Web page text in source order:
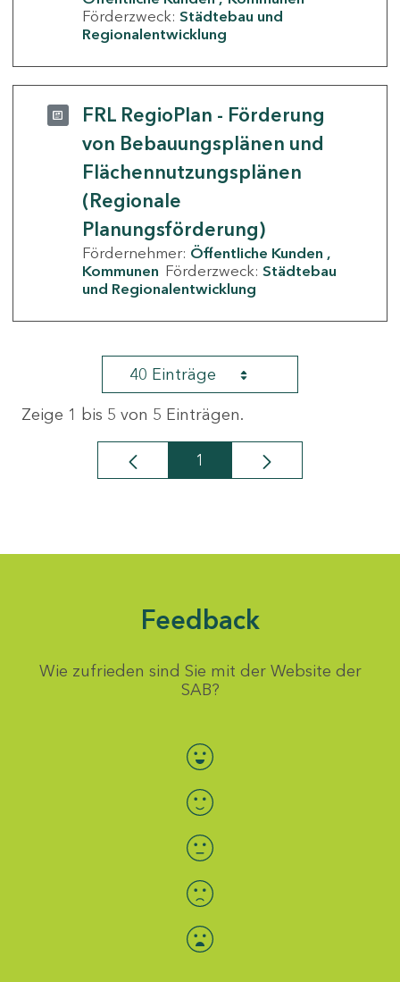
Förderzweck: Städtebau und
Regionalentwicklung
FRL RegioPlan - Förderung
von Bebauungsplänen und
Flächennutzungsplänen
(Regionale
Planungsförderung)
Fördernehmer: Öffentliche Kunden
Kommunen Förderzweck: Städtebau
und Regionalentwicklung
40 Einträge
Zeige 1 bis 5 von 5 Einträgen.
Seite
1
Feedback
Wie zufrieden sind Sie mit der Website der
SAB?
Bewertung auswählen